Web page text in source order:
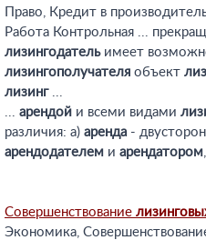
Право, Кредит в
Работа Контрольная ...
лизингодательимеет
лизингополучателя объект
лизинг...
... арендой и всеми видами
различия: а) аренда -
арендодателем и арендатором
Совершенствование
Экономика,